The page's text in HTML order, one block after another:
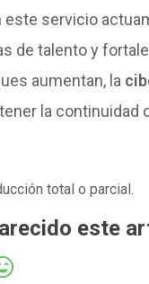
este servicio
de talento y
aumentan, la
la continuidad
total o parcial.
este